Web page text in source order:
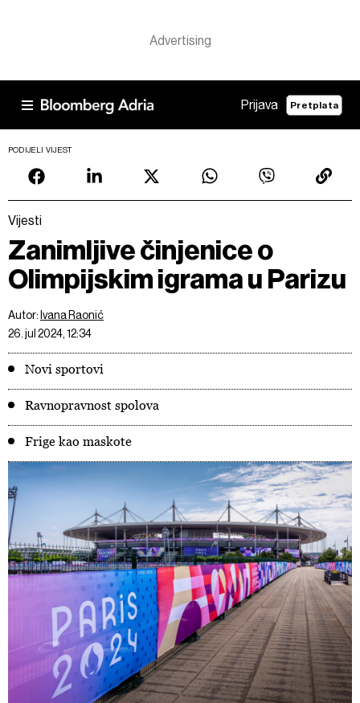
Prijava Pretplata
PODIJELI VIJEST
Vijesti
Zanimljive činjenice o
Olimpijskim igrama u Parizu
Autor: Ivana Raonić
26. jul 2024, 12:34
Novi sportovi
Ravnopravnost spolova
Frige kao maskote